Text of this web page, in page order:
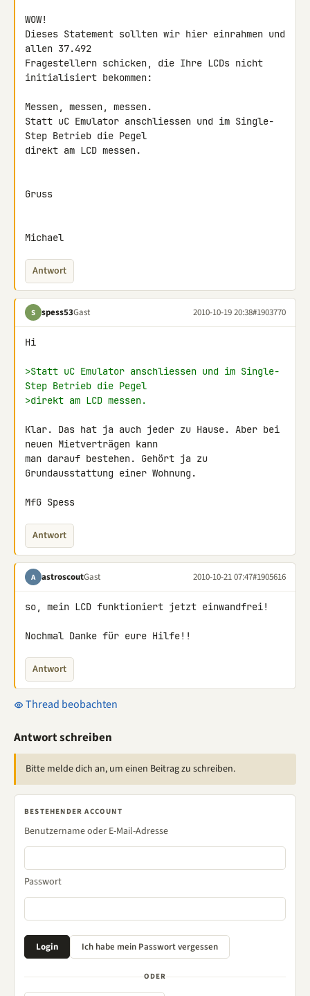
WOW!
Dieses Statement sollten wir hier einrahmen und
allen 37.492
Fragestellern schicken, die Ihre LCDs nicht
initialisiert bekommen:
Messen, messen, messen.
Statt uC Emulator anschliessen und im Single-
Step Betrieb die Pegel
direkt am LCD messen.
Gruss
Michael
Antwort
S spess53Gast 2010-10-19 20:38#1903770
Hi
>Statt uC Emulator anschliessen und im Single-
Step Betrieb die Pegel
>direkt am LCD messen.
Klar. Das hat ja auch jeder zu Hause. Aber bei
neuen Mietverträgen kann
man darauf bestehen. Gehört ja zu
Grundausstattung einer Wohnung.
MfG Spess
Antwort
A astroscoutGast 2010-10-21 07:47#1905616
so, mein LCD funktioniert jetzt einwandfrei!
Nochmal Danke für eure Hilfe!!
Antwort
Thread beobachten
Antwort schreiben
Bitte melde dich an, um einen Beitrag zu schreiben.
BESTEHENDER ACCOUNT
Benutzername oder E-Mail-Adresse
Passwort
ODER